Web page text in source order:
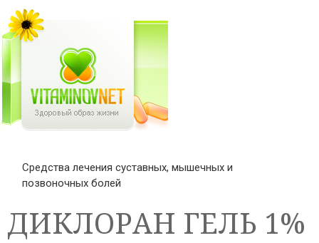
Средства лечения суставных, мышечных и
позвоночных болей
ДИКЛОРАН ГЕЛЬ 1%